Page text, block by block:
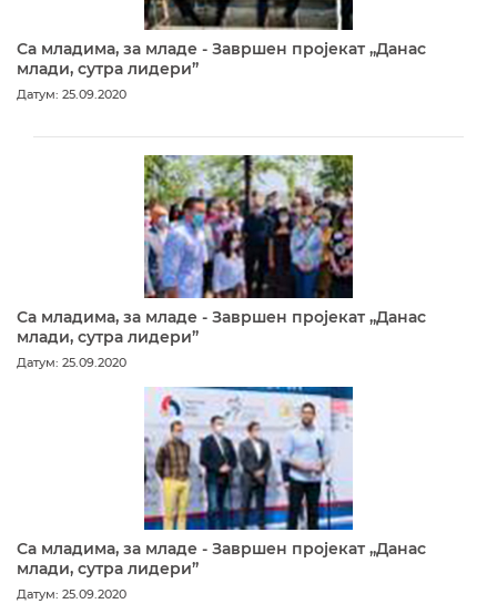
Са младима, за младе - Завршен пројекат „Данас
млади, сутра лидери”
Датум: 25.09.2020
Са младима, за младе - Завршен пројекат „Данас
млади, сутра лидери”
Датум: 25.09.2020
Са младима, за младе - Завршен пројекат „Данас
млади, сутра лидери”
Датум: 25.09.2020